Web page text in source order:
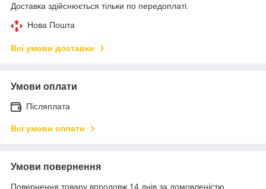
Доставка здійснюється тільки по передоплаті.
Нова Пошта
Всі умови доставки
Умови оплати
Післяплата
Всі умови оплати
Умови повернення
Повернення товару впродовж 14 днів за домовленістю